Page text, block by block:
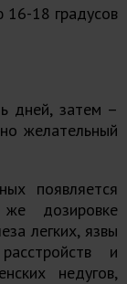
16-18 градусов
дней, затем –
желательный
появляется
дозировке
легких, язвы
и
недугов,